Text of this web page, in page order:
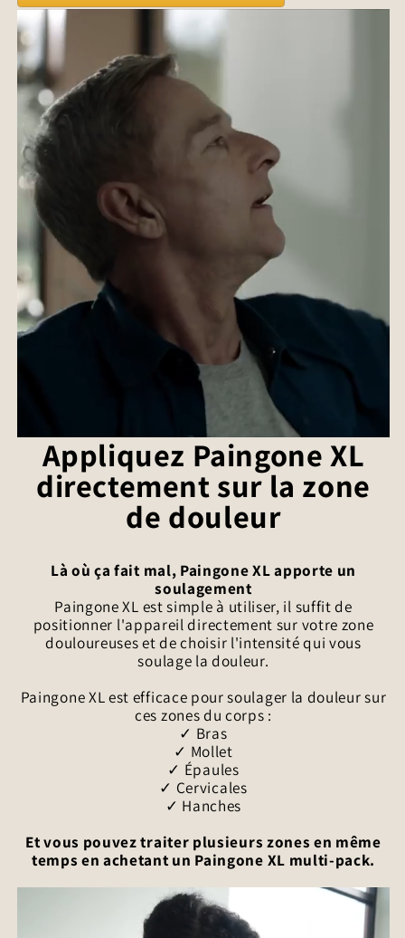
Appliquez Paingone XL
directement sur la zone
de douleur
Là où ça fait mal, Paingone XL apporte un
soulagement
Paingone XL est simple à utiliser, il suffit de
positionner l'appareil directement sur votre zone
douloureuses et de choisir l'intensité qui vous
soulage la douleur.
Paingone XL est efficace pour soulager la douleur sur
ces zones du corps :
✓ Bras
✓ Mollet
✓ Épaules
✓ Cervicales
✓ Hanches
Et vous pouvez traiter plusieurs zones en même
temps en achetant un Paingone XL multi-pack.